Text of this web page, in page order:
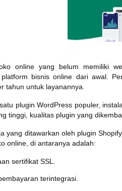
online yang belum memiliki
platform bisnis online dari awal.
tahun untuk layanannya.
plugin WordPress populer,
tinggi, kualitas plugin yang
yang ditawarkan oleh plugin
online, di antaranya adalah:
sertifikat SSL.
terintegrasi.